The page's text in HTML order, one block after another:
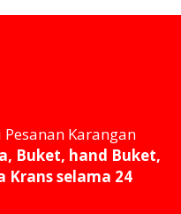
Karangan
Buket, hand Buket,
Krans selama 24